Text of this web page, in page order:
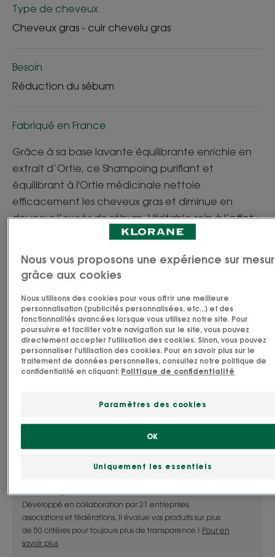
Type de cheveux
Cheveux gras - cuir chevelu gras
Besoin
Réduction du sébum
Fabriqué en France
Grâce à sa base lavante équilibrante enrichie en
extrait d’Ortie, ce Shampoing purifiant et
équilibrant à l'Ortie médicinale nettoie
efficacement les cheveux gras et diminue en
douceur l’excès de sébum. Véritable soin à l’effet «
buvard », il tire ses propriétés équilibrantes et
connue pour sa richesse en actif séboréducteur.
Purifié, le cuir chevelu est propre, la chevelure reste
légère et aérée plus longtemps. Les shampoings
s’espacent progressivement.
Avantages
Les shampoings s’espacent progressivement, le cuir
cheveux sont à nouveau sains.
Bénéfices
- Purifiant : base lavante douce et astringente
sans décaper.
- Séborégulateur : son action séborégulatrice
rééquilibre les glandes sébacées et diminue la
production de sébum, pour des cheveux qui
Lire plus
Impact socio-environnemental
du produit
Le Green Impact Index est un outil d’affichage de
cosmétiques, des compléments alimentaires ainsi que des
Développé en collaboration par 21 entreprises,
associations et fédérations, il évalue vos produits sur plus
de 50 critères pour toujours plus de transparence ! Pour en
savoir plus
Nous vous proposons une expérience sur
grâce aux cookies
Nous utilisons des cookies pour vous offrir une meilleure
personnalisation (publicités personnalisées, etc...) et des
fonctionnalités avancées lorsque vous utilisez notre site. Pour
poursuivre et faciliter votre navigation sur le site, vous pouvez
directement accepter l'utilisation des cookies. Sinon, vous pouvez
personnaliser l'utilisation des cookies. Pour en savoir plus sur le
traitement de données personnelles, consultez notre politique de
confidentialité en cliquant: Politique de confidentialité
Paramètres des cookies
Uniquement les essentiels
OK